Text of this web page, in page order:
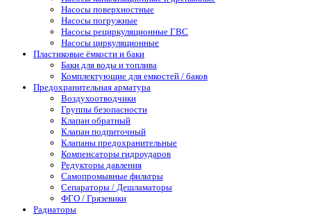
Насосы поверхностные
Насосы погружные
Насосы рециркуляционные ГВС
Насосы циркуляционные
Пластиковые ёмкости и баки
Баки для воды и топлива
Комплектующие для емкостей / баков
Предохранительная арматура
Воздухоотводчики
Группы безопасности
Клапан обратный
Клапан подпиточный
Клапаны предохранительные
Компенсаторы гидроударов
Редукторы давления
Самопромывные фильтры
Сепараторы / Дешламаторы
ФГО / Грязевики
Радиаторы